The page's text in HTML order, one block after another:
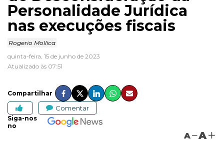
Personalidade Jurídica
nas execuções fiscais
Rogerio Mollica
quinta-feira, 15 de junho de 2023
Atualizado às 07:51
Compartilhar
Comentar
Siga-nos
no
A A